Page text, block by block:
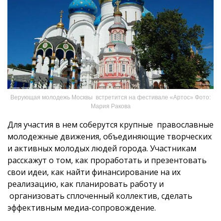
Верующая молодежь Москвы встретится на фестивале «Артос» Фото:
Мария Ракова
Для участия в нем соберутся крупные православные
молодежные движения, объединяющие творческих
и активных молодых людей города. Участникам
расскажут о том, как проработать и презентовать
свои идеи, как найти финансирование на их
реализацию, как планировать работу и
организовать сплоченный коллектив, сделать
эффективным медиа-сопровождение.